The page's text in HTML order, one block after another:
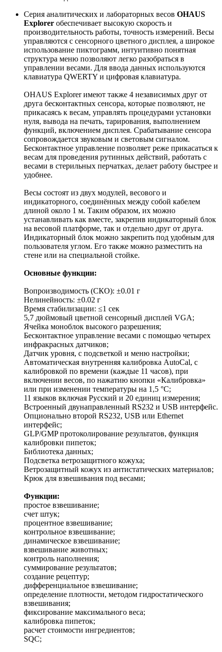
Серия аналитических и лабораторных весов OHAUS
Explorer обеспечивает высокую скорость и
производительность работы, точность измерений. Весы
управляются с сенсорного цветного дисплея, а широкое
использование пиктограмм, интуитивно понятная
структура меню позволяют легко разобраться в
управлении весами. Для ввода данных используются
клавиатура QWERTY и цифровая клавиатура.
OHAUS Explorer имеют также 4 независимых друг от
друга бесконтактных сенсора, которые позволяют, не
прикасаясь к весам, управлять процедурами установки
нуля, вывода на печать, тарирования, выполнением
функций, включением дисплея. Срабатывание сенсора
сопровождается звуковым и световым сигналом.
Бесконтактное управление позволяет реже прикасаться к
весам для проведения рутинных действий, работать с
весами в стерильных перчатках, делает работу быстрее и
удобнее.
Весы состоят из двух модулей, весового и
индикаторного, соединённых между собой кабелем
длиной около 1 м. Таким образом, их можно
устанавливать как вместе, закрепив индикаторный блок
на весовой платформе, так и отдельно друг от друга.
Индикаторный блок можно закрепить под удобным для
пользователя углом. Его также можно разместить на
стене или на специальной стойке.
Основные функции:
Вопроизводимость (СКО): ±0.01 г
Нелинейность: ±0.02 г
Время стабилизации: ≤1 сек
5,7 дюймовый цветной сенсорный дисплей VGA;
Ячейка моноблок высокого разрешения;
Бесконтактное управление весами с помощью четырех
инфракрасных датчиков;
Датчик уровня, с подсветкой и меню настройки;
Автоматическая внутренняя калибровка AutoCal, с
калибровкой по времени (каждые 11 часов), при
включении весов, по нажатию кнопки «Калибровка»
или при изменении температуры на 1,5 °С;
11 языков включая Русский и 20 единиц измерения;
Встроенный двунаправленный RS232 и USB интерфейс.
Опционально второй RS232, USB или Ethernet
интерфейс;
GLP/GMP протоколирование результатов, функция
калибровки пипеток;
Библиотека данных;
Подсветка ветрозащитного кожуха;
Ветрозащитный кожух из антистатических материалов;
Крюк для взвешивания под весами;
Функции:
простое взвешивание;
счет штук;
процентное взвешивание;
контрольное взвешивание;
динамическое взвешивание;
взвешивание животных;
контроль наполнения;
суммирование результатов;
создание рецептур;
дифференциальное взвешивание;
определение плотности, методом гидростатического
взвешивания;
фиксирование максимального веса;
калибровка пипеток;
расчет стоимости ингредиентов;
SQC;